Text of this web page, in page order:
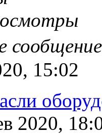
15:02
2020,